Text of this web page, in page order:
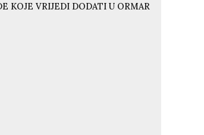
KOJE VRIJEDI DODATI U ORMAR